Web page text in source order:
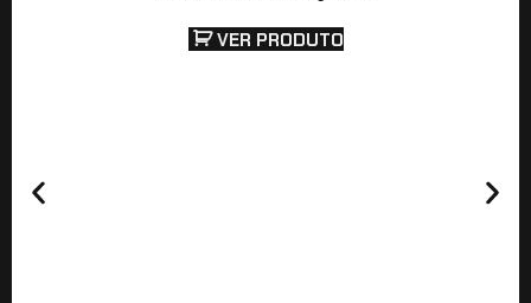
VER PRODUTO